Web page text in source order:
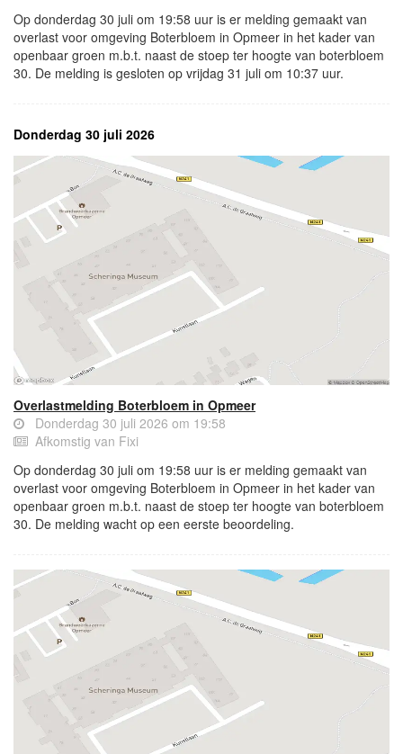
Op donderdag 30 juli om 19:58 uur is er melding gemaakt van
overlast voor omgeving Boterbloem in Opmeer in het kader van
openbaar groen m.b.t. naast de stoep ter hoogte van boterbloem
30. De melding is gesloten op vrijdag 31 juli om 10:37 uur.
Donderdag 30 juli 2026
Overlastmelding Boterbloem in Opmeer
Donderdag 30 juli 2026 om 19:58
Afkomstig van Fixi
Op donderdag 30 juli om 19:58 uur is er melding gemaakt van
overlast voor omgeving Boterbloem in Opmeer in het kader van
openbaar groen m.b.t. naast de stoep ter hoogte van boterbloem
30. De melding wacht op een eerste beoordeling.